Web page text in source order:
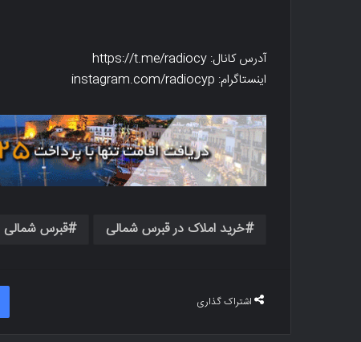
آدرس کانال: https://t.me/radiocy
اینستاگرام: instagram.com/radiocyp
خرید املاک در قبرس شمالی قبرس شمالی
اشتراک گذاری